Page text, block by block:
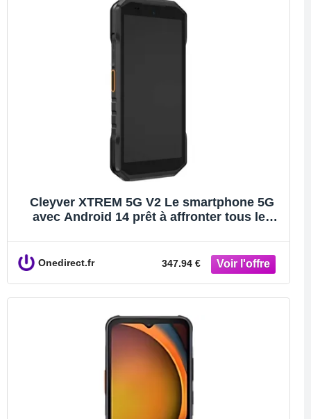
Cleyver XTREM 5G V2 Le smartphone 5G
avec Android 14 prêt à affronter tous les
Onedirect.fr 347.94 €